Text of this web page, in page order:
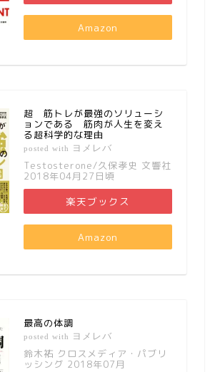
Amazon
超 筋トレが最強のソリューシ
ョンである 筋肉が人生を変え
る超科学的な理由
posted with ヨメレバ
Testosterone/久保孝史 文響社
2018年04月27日頃
楽天ブックス
Amazon
最高の体調
posted with ヨメレバ
鈴木祐 クロスメディア・パブリ
ッシング 2018年07月